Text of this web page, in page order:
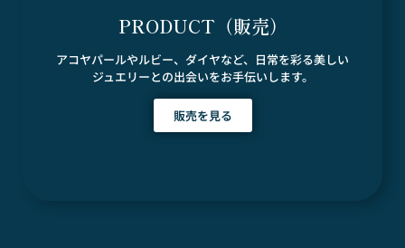
PRODUCT（販売）
アコヤパールやルビー、ダイヤなど、日常を彩る美しい
ジュエリーとの出会いをお手伝いします。
販売を見る